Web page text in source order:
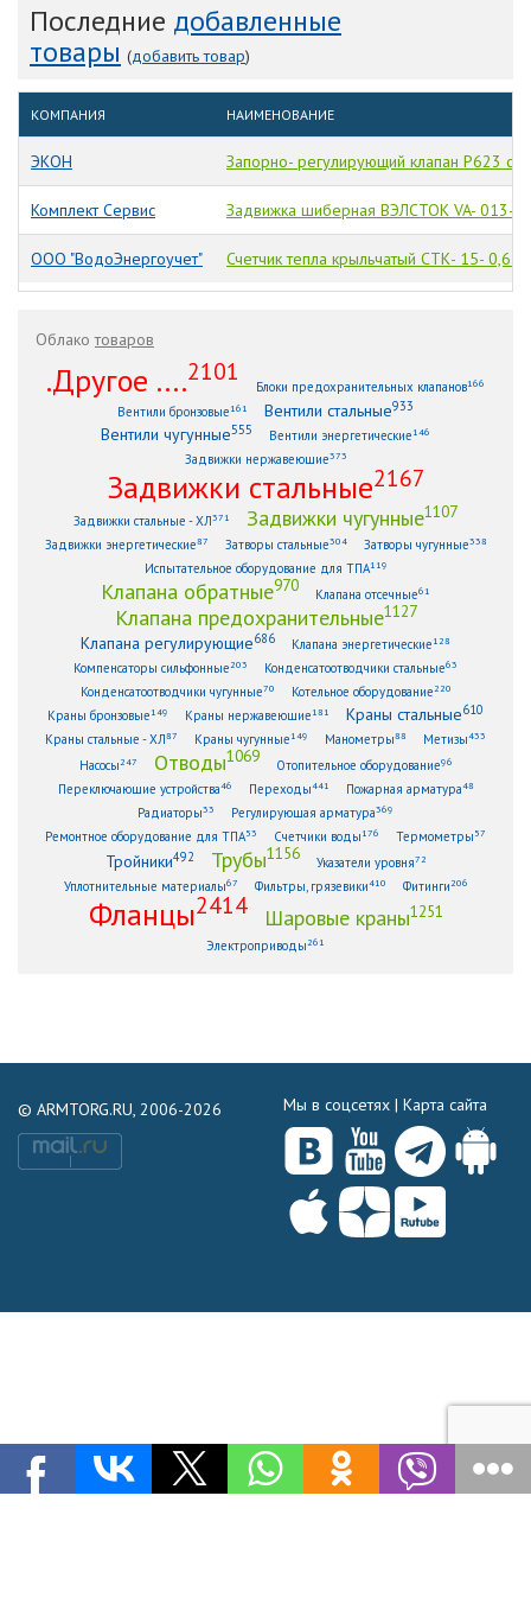
Последние добавленные
товары (добавить товар)
КОМПАНИЯ НАИМЕНОВАНИЕ
ЭКОН Запорно- регулирующий клапан Р623 с
Комплект Сервис Задвижка шиберная ВЭЛСТОК VA- 013-
ООО "ВодоЭнергоучет" Счетчик тепла крыльчатый СТК- 15- 0,6
Облакотоваров
.Другое ....2101
Блоки предохранительных клапанов166
Вентили бронзовые161 Вентили стальные933
Вентили чугунные555 Вентили энергетические146
Задвижки нержавеющие373
Задвижки стальные2167
Задвижки стальные - ХЛ371 Задвижки чугунные1107
Задвижки энергетические87 Затворы стальные304 Затворы чугунные338
Испытательное оборудование для ТПА119
Клапана обратные970 Клапана отсечные61
Клапана предохранительные1127
Клапана регулирующие686 Клапана энергетические128
Компенсаторы сильфонные 203 Конденсатоотводчики стальные63
Конденсатоотводчики чугунные70 Котельное оборудование 220
Краны бронзовые149 Краны нержавеющие181 Краны стальные610
Краны стальные - ХЛ87 Краны чугунные149 Манометры88 Метизы433
Насосы 247 Отводы1069 Отопительное оборудование96
Переключающие устройства46 Переходы441 Пожарная арматура48
Радиаторы33 Регулирующая арматура369
Ремонтное оборудование для ТПА53 Счетчики воды176 Термометры 57
Тройники492 Трубы1156 Указатели уровня72
Уплотнительные материалы67 Фильтры, грязевики410 Фитинги 206
Фланцы2414 Шаровые краны1251
Электроприводы 261
© ARMTORG.RU, 2006-2026 Мы в соцсетях | Карта сайта